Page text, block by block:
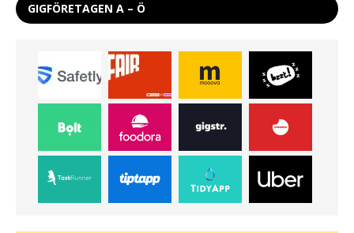
GIGFÖRETAGEN A – Ö